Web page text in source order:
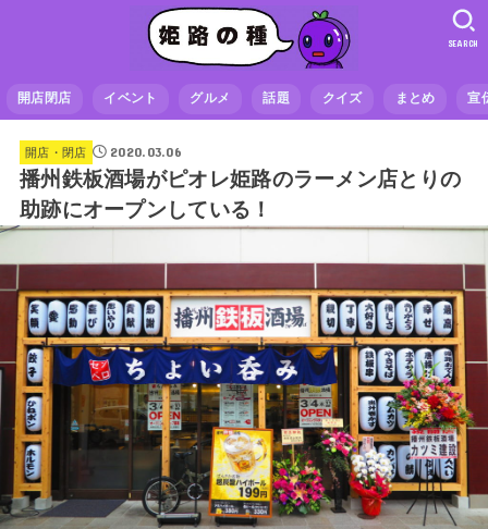
開店閉店 イベント グルメ 話題 クイズ まとめ 宣
SEARCH
開店・閉店 2020.03.06
播州鉄板酒場がピオレ姫路のラーメン店とりの
助跡にオープンしている！